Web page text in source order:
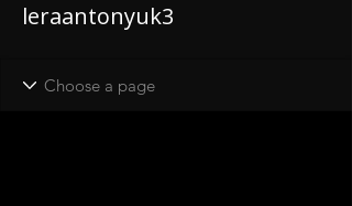
leraantonyuk3